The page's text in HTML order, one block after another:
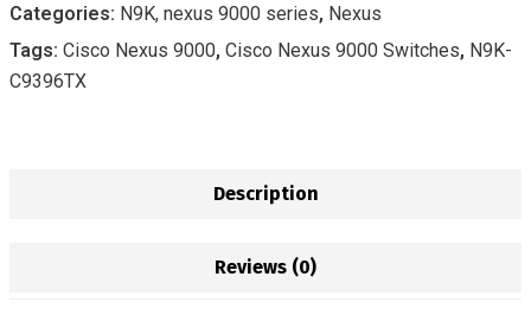
Categories: N9K, nexus 9000 series, Nexus
Tags: Cisco Nexus 9000, Cisco Nexus 9000 Switches, N9K-
C9396TX
Description
Reviews (0)